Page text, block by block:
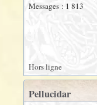
Messages : 1 813
Hors ligne
Pellucidar